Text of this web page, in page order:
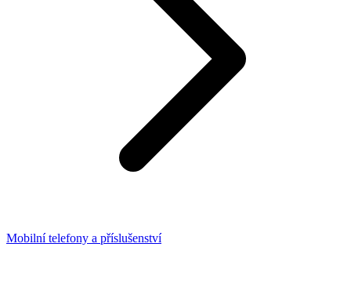
Mobilní telefony a příslušenství